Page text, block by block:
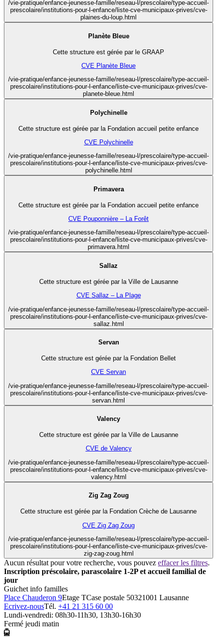
/vie-pratique/enfance-jeunesse-famille/reseau-l/prescolaire/type-accueil-
prescolaire/institutions-pour-l-enfance/liste-cve-municipaux-prives/cve-
plaines-du-loup.html
Planète Bleue
Cette structure est gérée par le GRAAP
CVE Planète Bleue
/vie-pratique/enfance-jeunesse-famille/reseau-l/prescolaire/type-accueil-
prescolaire/institutions-pour-l-enfance/liste-cve-municipaux-prives/cve-
planete-bleue.html
Polychinelle
Cette structure est gérée par la Fondation accueil petite enfance
CVE Polychinelle
/vie-pratique/enfance-jeunesse-famille/reseau-l/prescolaire/type-accueil-
prescolaire/institutions-pour-l-enfance/liste-cve-municipaux-prives/cve-
polychinelle.html
Primavera
Cette structure est gérée par la Fondation accueil petite enfance
CVE Pouponnière – La Forêt
/vie-pratique/enfance-jeunesse-famille/reseau-l/prescolaire/type-accueil-
prescolaire/institutions-pour-l-enfance/liste-cve-municipaux-prives/cve-
primavera.html
Sallaz
Cette structure est gérée par la Ville de Lausanne
CVE Sallaz – La Plage
/vie-pratique/enfance-jeunesse-famille/reseau-l/prescolaire/type-accueil-
prescolaire/institutions-pour-l-enfance/liste-cve-municipaux-prives/cve-
sallaz.html
Servan
Cette structure est gérée par la Fondation Bellet
CVE Servan
/vie-pratique/enfance-jeunesse-famille/reseau-l/prescolaire/type-accueil-
prescolaire/institutions-pour-l-enfance/liste-cve-municipaux-prives/cve-
servan.html
Valency
Cette structure est gérée par la Ville de Lausanne
CVE de Valency
/vie-pratique/enfance-jeunesse-famille/reseau-l/prescolaire/type-accueil-
prescolaire/institutions-pour-l-enfance/liste-cve-municipaux-prives/cve-
valency.html
Zig Zag Zoug
Cette structure est gérée par la Fondation Crèche de Lausanne
CVE Zig Zag Zoug
/vie-pratique/enfance-jeunesse-famille/reseau-l/prescolaire/type-accueil-
prescolaire/institutions-pour-l-enfance/liste-cve-municipaux-prives/cve-
zig-zag-zoug.html
Aucun résultat pour votre recherche, vous pouvez effacer les filtres.
Inscription préscolaire, parascolaire 1-2P et accueil familial de
jour
Guichet info familles
Place Chauderon 9Etage TCase postale 50321001 Lausanne
Ecrivez-nousTél. +41 21 315 60 00
Lundi-vendredi: 08h30-11h30, 13h30-16h30
Fermé jeudi matin